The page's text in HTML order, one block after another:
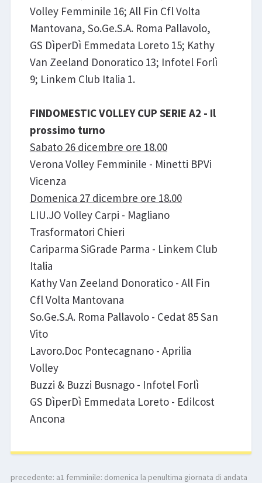
Volley Femminile 16; All Fin Cfl Volta
Mantovana, So.Ge.S.A. Roma Pallavolo,
GS DìperDì Emmedata Loreto 15; Kathy
Van Zeeland Donoratico 13; Infotel Forlì
9; Linkem Club Italia 1.
FINDOMESTIC VOLLEY CUP SERIE A2 - Il
prossimo turno
Sabato 26 dicembre ore 18.00
Verona Volley Femminile - Minetti BPVi
Vicenza
Domenica 27 dicembre ore 18.00
LIU.JO Volley Carpi - Magliano
Trasformatori Chieri
Cariparma SiGrade Parma - Linkem Club
Italia
Kathy Van Zeeland Donoratico - All Fin
Cfl Volta Mantovana
So.Ge.S.A. Roma Pallavolo - Cedat 85 San
Vito
Lavoro.Doc Pontecagnano - Aprilia
Volley
Buzzi & Buzzi Busnago - Infotel Forlì
GS DìperDì Emmedata Loreto - Edilcost
Ancona
precedente: a1 femminile: domenica la penultima giornata di andata